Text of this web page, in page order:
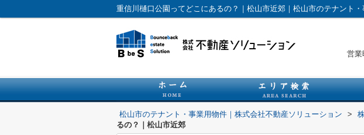
重信川樋口公園ってどこにあるの？｜松山市近郊｜松山市のテナント
営業
松山市のテナント・事業用物件｜株式会社不動産ソリューション >
るの？｜松山市近郊